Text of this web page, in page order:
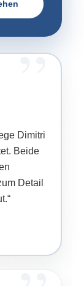
Dimitri
Beide
Detail